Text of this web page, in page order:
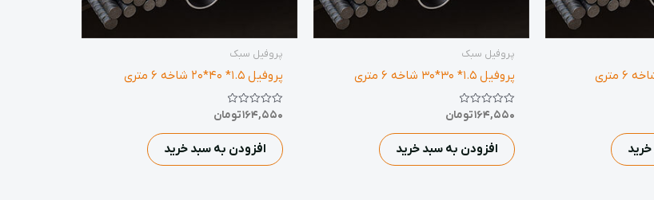
پروفیل سبک
پروفیل 1.5* 30*30 شاخه 6 متری
نمره
5
164,550تومان
افزودن به سبد خرید
پروفیل سبک
پروفیل 1.5* 40*20 شاخه 6 متری
نمره
5
164,550تومان
افزودن به سبد خرید